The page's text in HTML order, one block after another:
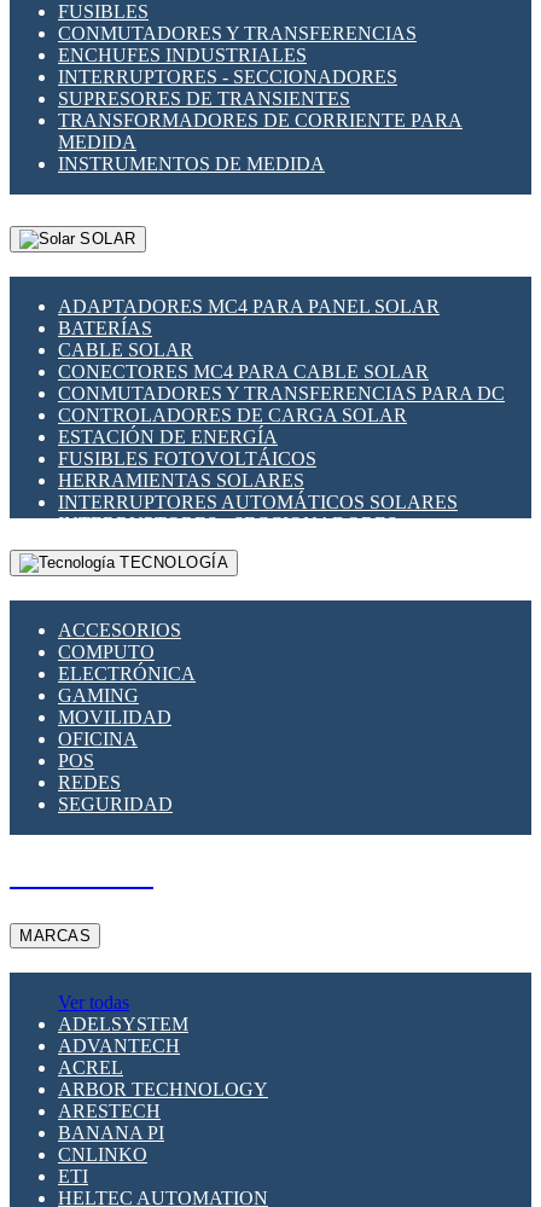
FUSIBLES
CONMUTADORES Y TRANSFERENCIAS
ENCHUFES INDUSTRIALES
INTERRUPTORES - SECCIONADORES
SUPRESORES DE TRANSIENTES
TRANSFORMADORES DE CORRIENTE PARA
MEDIDA
INSTRUMENTOS DE MEDIDA
SOLAR
ADAPTADORES MC4 PARA PANEL SOLAR
BATERÍAS
CABLE SOLAR
CONECTORES MC4 PARA CABLE SOLAR
CONMUTADORES Y TRANSFERENCIAS PARA DC
CONTROLADORES DE CARGA SOLAR
ESTACIÓN DE ENERGÍA
FUSIBLES FOTOVOLTÁICOS
HERRAMIENTAS SOLARES
INTERRUPTORES AUTOMÁTICOS SOLARES
INTERRUPTORES - SECCIONADORES
FOTOVOLTÁICOS
MONTAJE PANEL SOLAR
SUPRESOR DE TRANSIENTES SPDS PARA
APLICACIONES FOTOVOLTAICAS
TECNOLOGÍA
ACCESORIOS
COMPUTO
ELECTRÓNICA
GAMING
MOVILIDAD
OFICINA
POS
REDES
SEGURIDAD
MARCAS
Ver todas
ADELSYSTEM
ADVANTECH
ACREL
ARBOR TECHNOLOGY
ARESTECH
BANANA PI
CNLINKO
ETI
HELTEC AUTOMATION